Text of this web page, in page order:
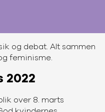
og debat. Alt sammen
feminisme.
2022
over 8. marts